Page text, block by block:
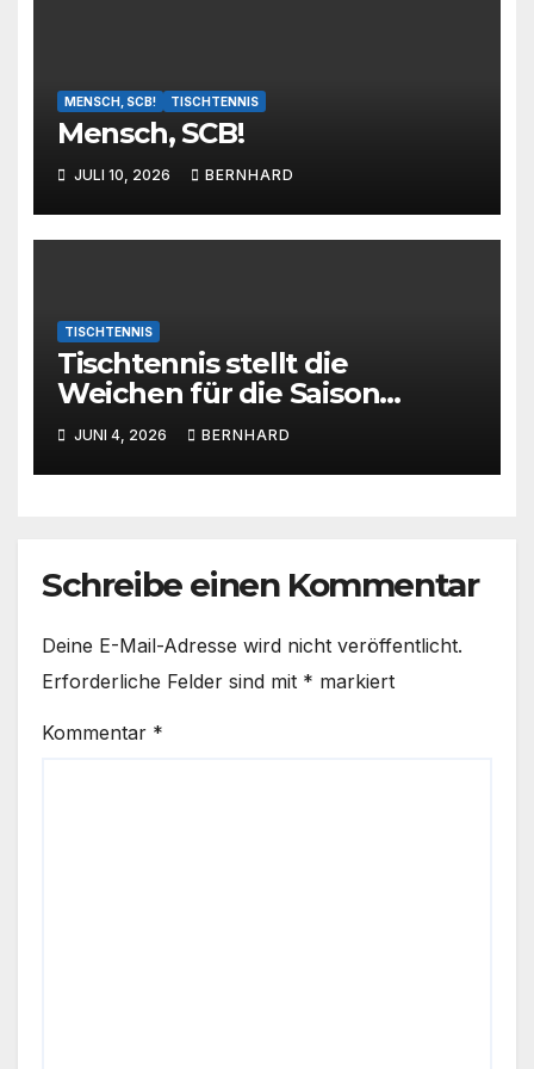
MENSCH, SCB! TISCHTENNIS
Mensch, SCB!
JULI 10, 2026 BERNHARD
TISCHTENNIS
Tischtennis stellt die
Weichen für die Saison
2026/2027
JUNI 4, 2026 BERNHARD
Schreibe einen Kommentar
Deine E-Mail-Adresse wird nicht veröffentlicht.
Erforderliche Felder sind mit * markiert
Kommentar *